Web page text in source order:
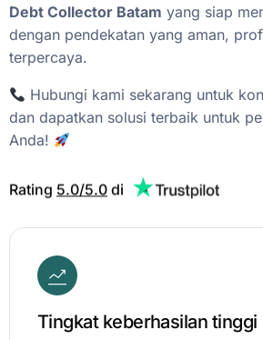
Debt Collector Batam yang siap
dengan pendekatan yang aman,
terpercaya.
Hubungi kami sekarang untuk
dan dapatkan solusi terbaik untuk
Anda!
Rating 5.0/5.0 di
Tingkat keberhasilan tinggi